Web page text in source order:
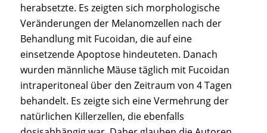
herabsetzte. Es zeigten sich morphologische
Veränderungen der Melanomzellen nach der
Behandlung mit Fucoidan, die auf eine
einsetzende Apoptose hindeuteten. Danach
wurden männliche Mäuse täglich mit Fucoidan
intraperitoneal über den Zeitraum von 4 Tagen
behandelt. Es zeigte sich eine Vermehrung der
natürlichen Killerzellen, die ebenfalls